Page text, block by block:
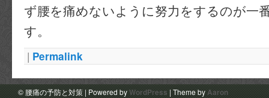
ず腰を痛めないように努力をするのが一
す。
| Permalink
© 腰痛の予防と対策 | Powered byWordPress | Theme byAaron